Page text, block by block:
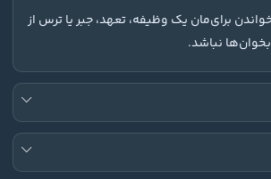
برای‌مان یک وظیفه، تعهد، جبر یا ترس از
نباشد.